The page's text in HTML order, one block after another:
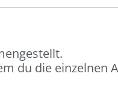
du die einzelnen